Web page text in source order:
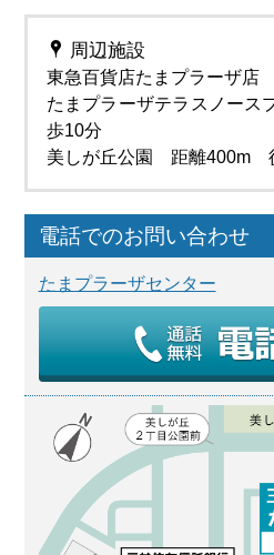
周辺施設
東急百貨店たまプラーザ
たまプラーザテラスノー
歩10分
美しが丘公園 距離400m
電話でのお問い合わせ
たまプラーザセンター